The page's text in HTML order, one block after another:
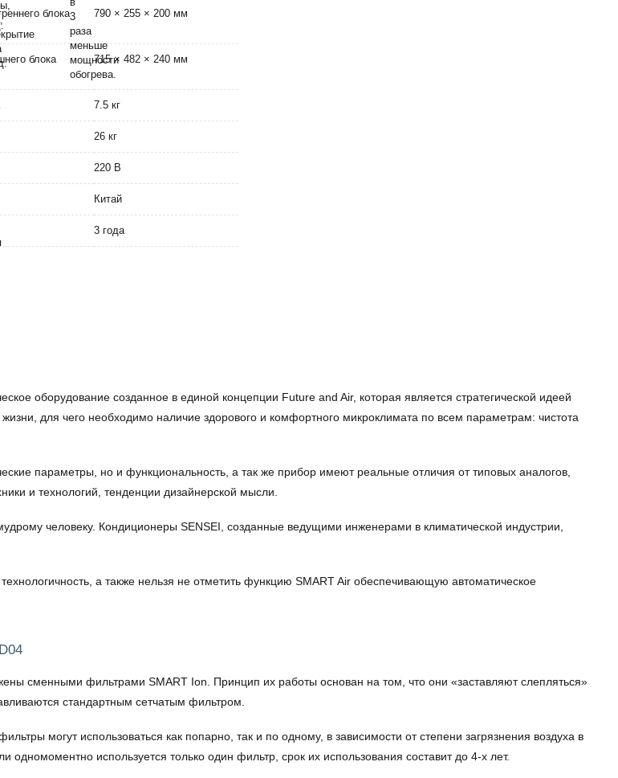
блока
790 × 255 × 200 мм
блока
715 × 482 × 240 мм
7.5 кг
26 кг
220 В
Китай
3 года
оборудование созданное в единой концепции Future and Air, которая является стратегической идеей
для чего необходимо наличие здорового и комфортного микроклимата по всем параметрам: чистота
параметры, но и функциональность, а так же прибор имеют реальные отличия от типовых аналогов,
и технологий, тенденции дизайнерской мысли.
человеку. Кондиционеры SENSEI, созданные ведущими инженерами в климатической индустрии,
а также нельзя не отметить функцию SMART Air обеспечивающую автоматическое
сменными фильтрами SMART Ion. Принцип их работы основан на том, что они «заставляют слепляться»
стандартным сетчатым фильтром.
могут использоваться как попарно, так и по одному, в зависимости от степени загрязнения воздуха в
используется только один фильтр, срок их использования составит до 4-х лет.